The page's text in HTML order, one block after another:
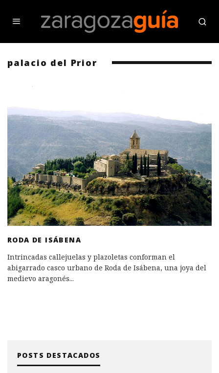
palacio del Prior
RODA DE ISÁBENA
Intrincadas callejuelas y plazoletas conforman el
abigarrado casco urbano de Roda de Isábena, una joya del
medievo aragonés...
POSTS DESTACADOS